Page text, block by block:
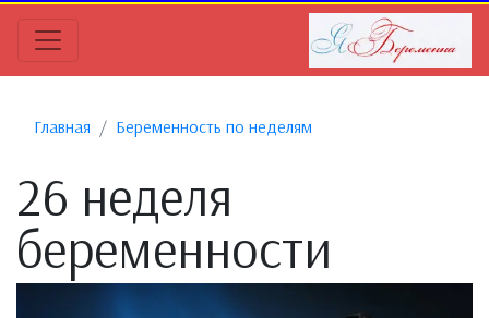
Главная Беременность по неделям
26 неделя
беременности